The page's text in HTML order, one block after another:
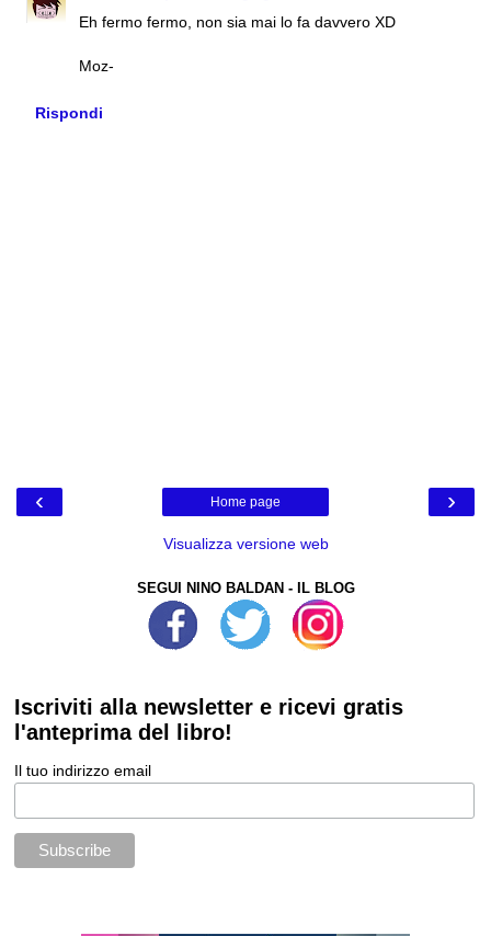
Eh fermo fermo, non sia mai lo fa davvero XD
Moz-
Rispondi
‹ ›
Home page
Visualizza versione web
SEGUI NINO BALDAN - IL BLOG
Iscriviti alla newsletter e ricevi gratis
l'anteprima del libro!
Il tuo indirizzo email